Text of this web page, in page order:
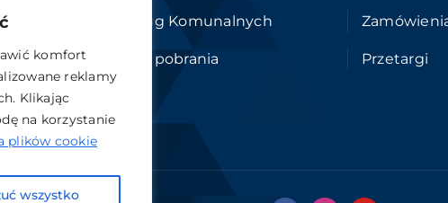
komfort
reklamy
Klikając
na korzystanie
plików cookie
wszystko
Zakład Usług Komunalnych
Wnioski do pobrania Przetargi